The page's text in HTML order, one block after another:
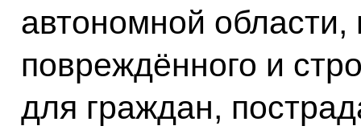
автономной
повреждённого и
для граждан,